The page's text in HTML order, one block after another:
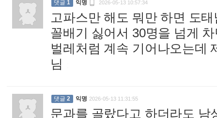
댓글 1 익명  2026-05-13 10:57:34
고파스만 해도 뭐만 하면 도
꼴배기 싫어서 30명을 넘게
벌레처럼 계속 기어나오는데
님
댓글 2 익명 2026-05-13 11:31:55
문과를 골랐다고 하더라도